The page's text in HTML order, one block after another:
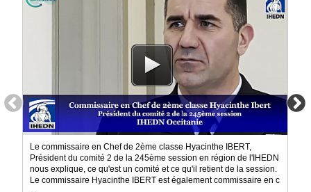
Accès
éditeur
Le commissaire en Chef de 2ème classe Hyacinthe IBERT,
Président du comité 2 de la 245ème session en région de l'IHEDN
nous explique, ce qu'est un comité et ce qu'il retient de la session.
Le commissaire Hyacinthe IBERT est également commissaire en c